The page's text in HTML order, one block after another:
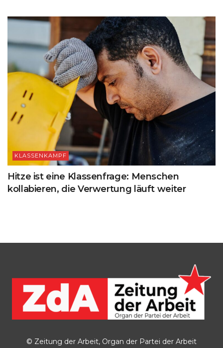
KLASSENKAMPF
Hitze ist eine Klassenfrage: Menschen
kollabieren, die Verwertung läuft weiter
© Zeitung der Arbeit, Organ der Partei der Arbeit